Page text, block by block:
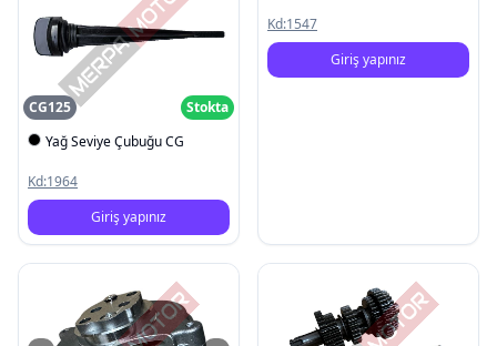
CG125
Stokta
Yağ Seviye Çubuğu CG
Kd:1964
Giriş yapınız
Kd:1547
Giriş yapınız